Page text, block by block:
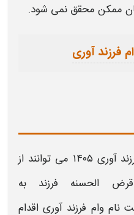
ممکن محقق نمی شود.
فرزند آوری
آوری ۱۴۰۵ می توانند از
الحسنه فرزند به
نام وام فرزند آوریاقدام